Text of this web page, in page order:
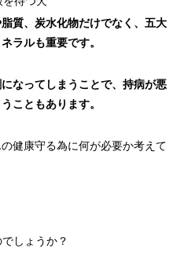
質、炭水化物だけでなく、五大
ラルも重要です。
なってしまうことで、持病が悪
こともあります。
健康守る為に何が必要か考えて
しょうか？